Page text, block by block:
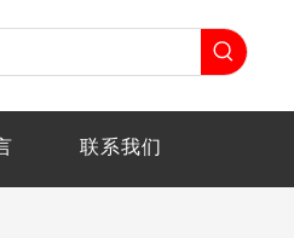
联系我们